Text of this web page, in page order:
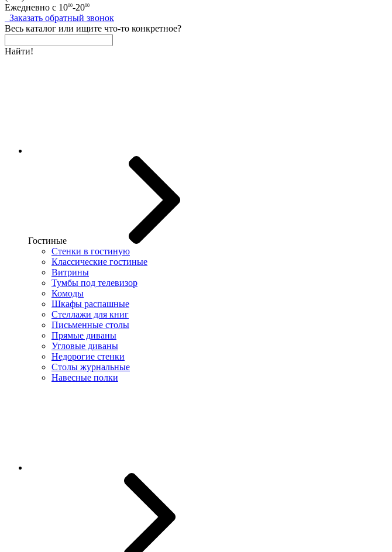
Ежедневно с 1000-2000
Заказать обратный звонок
Весь каталог или ищите что-то конкретное?
Найти!
Гостиные
Стенки в гостиную
Классические гостиные
Витрины
Тумбы под телевизор
Комоды
Шкафы распашные
Стеллажи для книг
Письменные столы
Прямые диваны
Угловые диваны
Недорогие стенки
Столы журнальные
Навесные полки